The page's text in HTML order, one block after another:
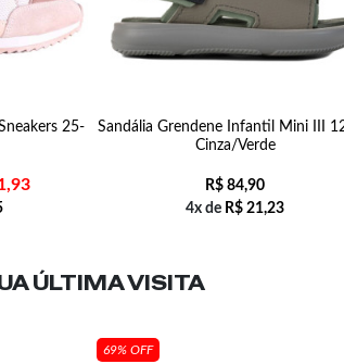
25-
Sandália Grendene Infantil Mini III
Cinza/Verde
R$ 84,90
4x de R$ 21,23
ÚLTIMA VISITA
69% OFF